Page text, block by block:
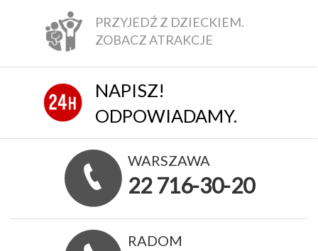
PRZYJEDŹ Z DZIECKIEM.
ZOBACZ ATRAKCJE
NAPISZ!
ODPOWIADAMY.
WARSZAWA
22 716-30-20
RADOM